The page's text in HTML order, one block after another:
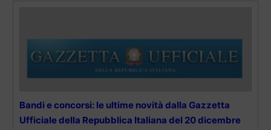
Bandi e concorsi: le ultime novità dalla Gazzetta
Ufficiale della Repubblica Italiana del 20 dicembre